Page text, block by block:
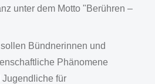
unter dem Motto "Berühren –
Bündnerinnen und
Phänomene
Jugendliche für